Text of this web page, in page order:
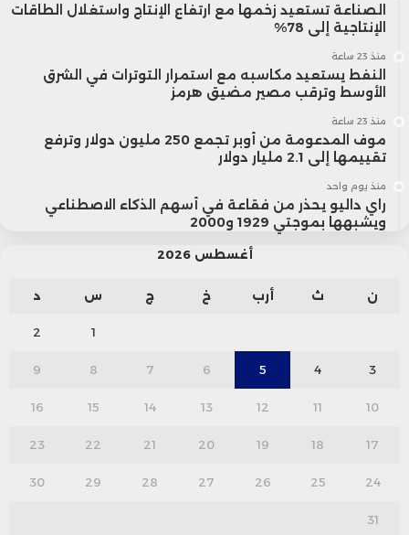
الصناعة تستعيد زخمها مع ارتفاع الإنتاج واستغلال الطاقات
الإنتاجية إلى 78%
منذ 23 ساعة
النفط يستعيد مكاسبه مع استمرار التوترات في الشرق
الأوسط وترقب مصير مضيق هرمز
منذ 23 ساعة
موف المدعومة من أوبر تجمع 250 مليون دولار وترفع
تقييمها إلى 2.1 مليار دولار
منذ يوم واحد
راي داليو يحذر من فقاعة في أسهم الذكاء الاصطناعي
ويشبهها بموجتي 1929 و2000
أغسطس 2026
ن ث أرب خ ج س د
1
2
3
4
5
6
7
8
9
10
11
12
13
14
15
16
17
18
19
20
21
22
23
24
25
26
27
28
29
30
31